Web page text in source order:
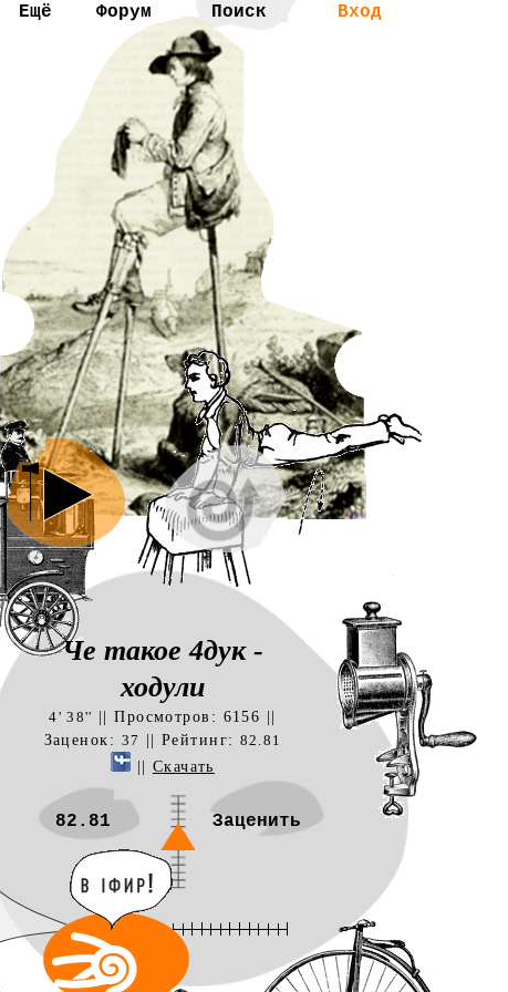
Ещё Форум Вход
Че такое 4дук -
ходули
4' 38'' || Просмотров: 6156 ||
Заценок: 37 || Рейтинг: 82.81
|| Скачать
82.81 Заценить